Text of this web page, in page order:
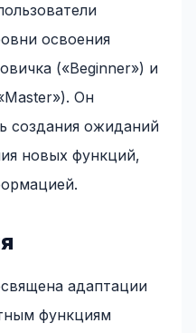
освоения
(«Beginner») и
Он
создания ожиданий
новых функций,
адаптации
функциям